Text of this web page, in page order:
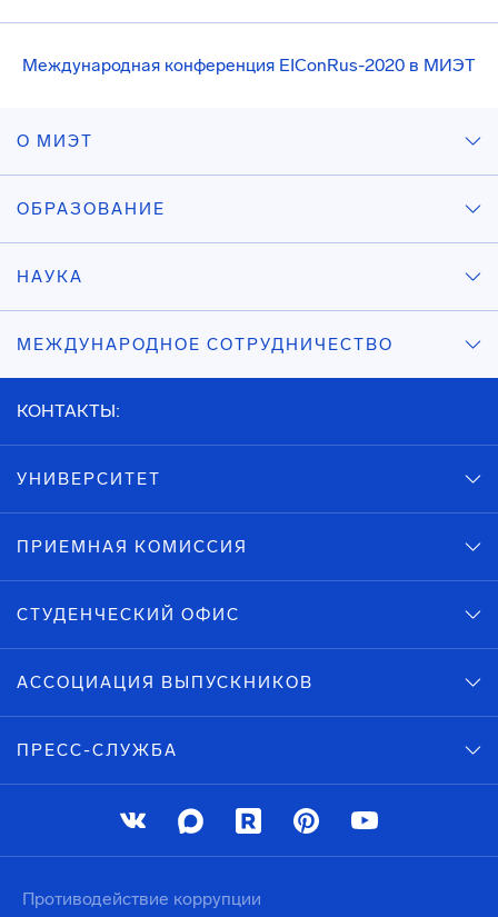
Международная конференция EIConRus-2020 в МИЭТ
О МИЭТ
ОБРАЗОВАНИЕ
НАУКА
МЕЖДУНАРОДНОЕ СОТРУДНИЧЕСТВО
КОНТАКТЫ:
УНИВЕРСИТЕТ
ПРИЕМНАЯ КОМИССИЯ
СТУДЕНЧЕСКИЙ ОФИС
АССОЦИАЦИЯ ВЫПУСКНИКОВ
ПРЕСС-СЛУЖБА
Противодействие коррупции